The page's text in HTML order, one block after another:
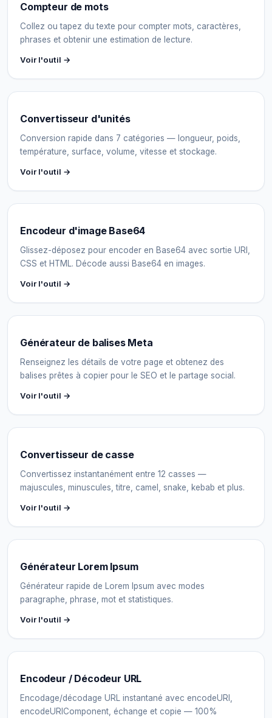
Compteur de mots
Collez ou tapez du texte pour compter mots, caractères,
phrases et obtenir une estimation de lecture.
Voir l'outil →
Convertisseur d'unités
Conversion rapide dans 7 catégories — longueur, poids,
température, surface, volume, vitesse et stockage.
Voir l'outil →
Encodeur d'image Base64
Glissez-déposez pour encoder en Base64 avec sortie URI,
CSS et HTML. Décode aussi Base64 en images.
Voir l'outil →
Générateur de balises Meta
Renseignez les détails de votre page et obtenez des
balises prêtes à copier pour le SEO et le partage social.
Voir l'outil →
Convertisseur de casse
Convertissez instantanément entre 12 casses —
majuscules, minuscules, titre, camel, snake, kebab et plus.
Voir l'outil →
Générateur Lorem Ipsum
Générateur rapide de Lorem Ipsum avec modes
paragraphe, phrase, mot et statistiques.
Voir l'outil →
Encodeur / Décodeur URL
Encodage/décodage URL instantané avec encodeURI,
encodeURIComponent, échange et copie — 100%